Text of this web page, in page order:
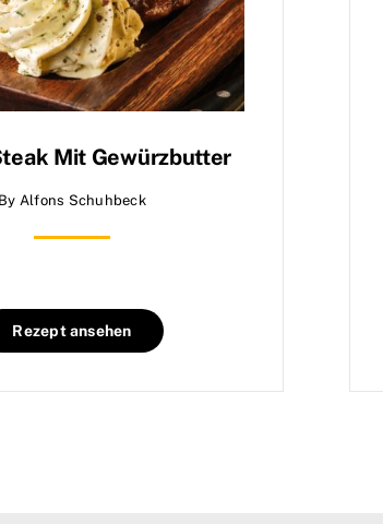
Mit Gewürzbutter
By Alfons Schuhbeck
Rezept ansehen